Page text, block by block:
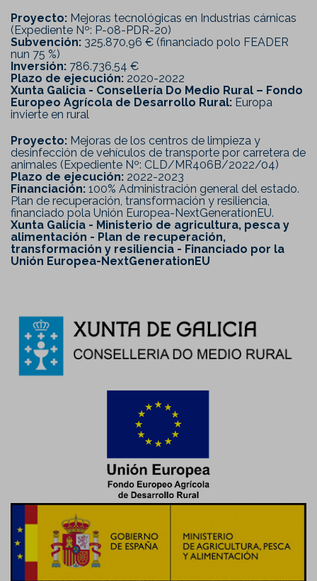
Proyecto: Mejoras tecnológicas en Industrias cárnicas
(Expediente Nº: P-08-PDR-20)
Subvención: 325.870,96 € (financiado polo FEADER
nun 75 %)
Inversión: 786.736,54 €
Plazo de ejecución: 2020-2022
Xunta Galicia - Consellería Do Medio Rural – Fondo
Europeo Agrícola de Desarrollo Rural: Europa
invierte en rural
Proyecto: Mejoras de los centros de limpieza y
desinfección de vehículos de transporte por carretera de
animales (Expediente Nº: CLD/MR406B/2022/04)
Plazo de ejecución: 2022-2023
Financiación: 100% Administración general del estado.
Plan de recuperación, transformación y resiliencia,
financiado pola Unión Europea-NextGenerationEU.
Xunta Galicia - Ministerio de agricultura, pesca y
alimentación - Plan de recuperación,
transformación y resiliencia - Financiado por la
Unión Europea-NextGenerationEU